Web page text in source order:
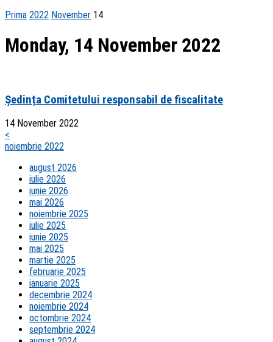
Prima 2022 November 14
Monday, 14 November 2022
Ședința Comitetului responsabil de fiscalitate
14 November 2022
<
noiembrie 2022
august 2026
iulie 2026
iunie 2026
mai 2026
noiembrie 2025
iulie 2025
iunie 2025
mai 2025
martie 2025
februarie 2025
ianuarie 2025
decembrie 2024
noiembrie 2024
octombrie 2024
septembrie 2024